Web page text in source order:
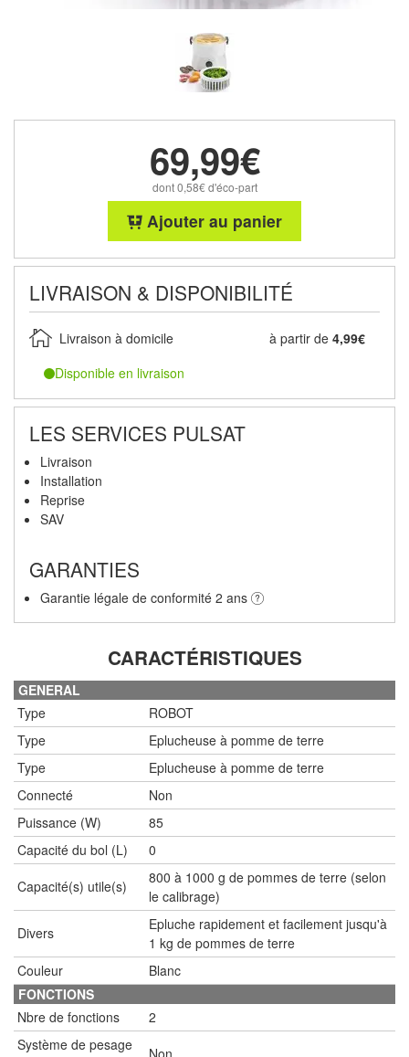
69,99€
dont 0,58€ d'éco-part
Ajouter au panier
LIVRAISON & DISPONIBILITÉ
Livraison à domicile à partir de 4,99€
Disponible en livraison
LES SERVICES PULSAT
Livraison
Installation
Reprise
SAV
GARANTIES
Garantie légale de conformité 2 ans
CARACTÉRISTIQUES
GENERAL
Type
ROBOT
Type
Eplucheuse à pomme de terre
Type
Eplucheuse à pomme de terre
Connecté
Non
Puissance (W)
85
Capacité du bol (L)
0
Capacité(s) utile(s)
800 à 1000 g de pommes de terre (selon
le calibrage)
Divers
Epluche rapidement et facilement jusqu'à
1 kg de pommes de terre
Couleur
Blanc
FONCTIONS
Nbre de fonctions
2
Système de pesage
Non